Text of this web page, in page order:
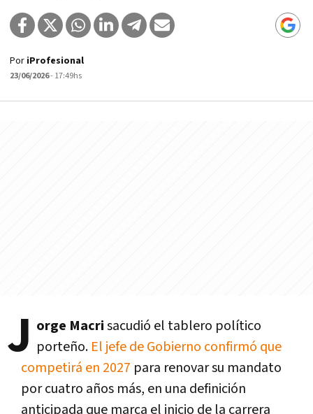
Por iProfesional
23/06/2026- 17:49hs
J orge Macrisacudió el tablero político
porteño. El jefe de Gobierno confirmó que
competirá en 2027 para renovar su mandato
por cuatro años más, en una definición
anticipada que marca el inicio de la carrera